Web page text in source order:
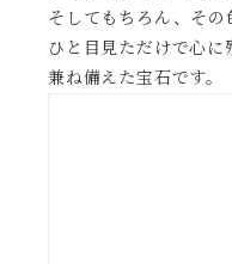
そしてもちろん、その
ひと目見ただけで心
兼ね備えた宝石です。